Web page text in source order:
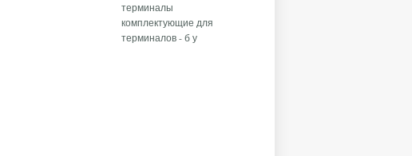
терминалы
комплектующие для
терминалов - б у